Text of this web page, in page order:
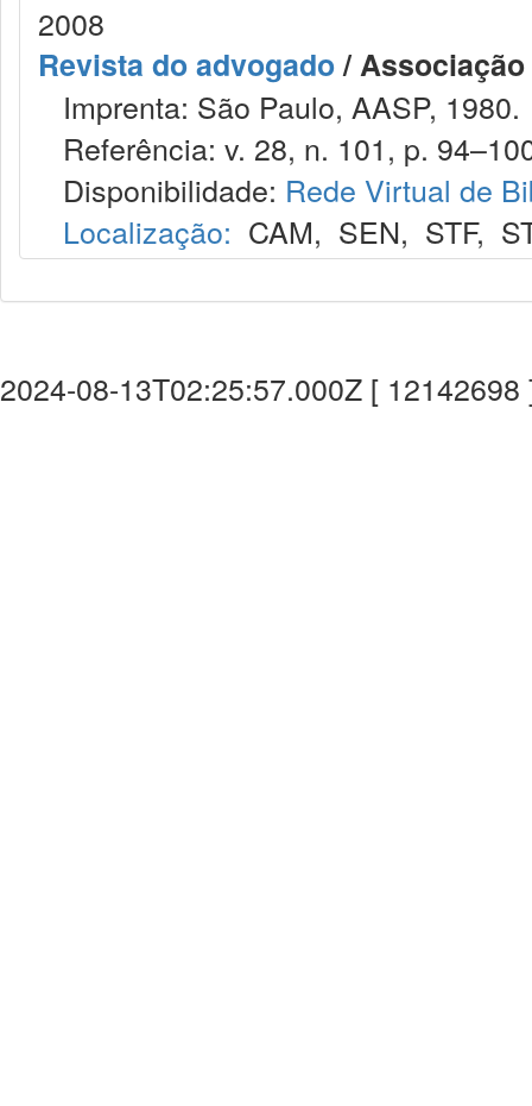
2008
Revista do advogado/
Imprenta: São Paulo, AASP, 1980.
Referência: v. 28, n. 101, p.
Disponibilidade: Rede Virtual de
Localização: CAM, SEN, STF,
2024-08-13T02:25:57.000Z [ 12142698